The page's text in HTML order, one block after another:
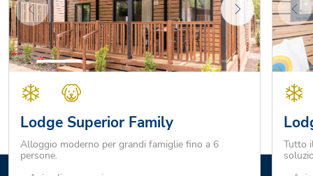
Lodge Superior Family
Alloggio moderno per grandi famiglie fino a 6
persone.
Tutto